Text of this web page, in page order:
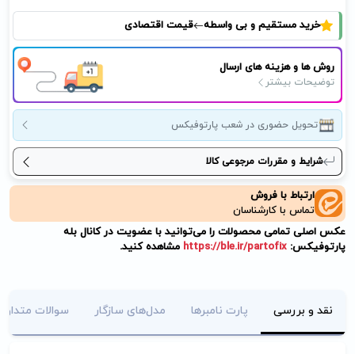
خرید مستقیم و بی واسطه قیمت اقتصادی
روش ها و هزینه های ارسال
توضیحات بیشتر
تحویل حضوری در شعب پارتوفیکس
شرایط و مقررات مرجوعی کالا
ارتباط با فروش
تماس با کارشناسان
عکس اصلی تمامی محصولات را می‌توانید با عضویت در کانال بله
پارتوفیکس: https://ble.ir/partofix مشاهده کنید.
نقد و بررسی پارت نامبرها مدل‌های سازگار سوالات